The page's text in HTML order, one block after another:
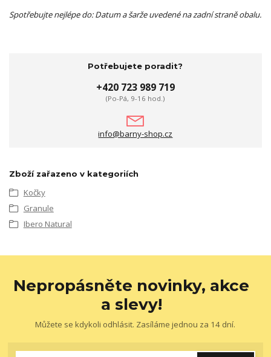
Spotřebujte nejlépe do: Datum a šarže uvedené na zadní straně obalu.
Potřebujete poradit?
+420 723 989 719
(Po-Pá, 9-16 hod.)
info@barny-shop.cz
Zboží zařazeno v kategoriích
Kočky
Granule
Ibero Natural
Nepropásněte novinky, akce
a slevy!
Můžete se kdykoli odhlásit. Zasíláme jednou za 14 dní.